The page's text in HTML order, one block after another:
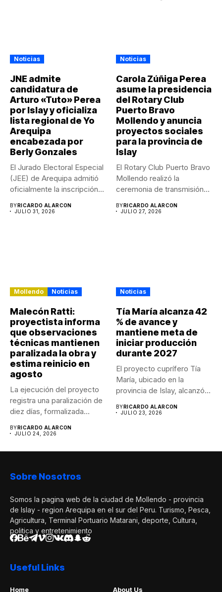
Noticias
JNE admite
candidatura de
Arturo «Tuto» Perea
por Islay y oficializa
lista regional de Yo
Arequipa
encabezada por
Berly Gonzales
El Jurado Electoral Especial
(JEE) de Arequipa admitió
oficialmente la inscripción
BYRICARDO ALARCON
JULIO 31, 2026
Noticias
Carola Zúñiga Perea
asume la presidencia
del Rotary Club
Puerto Bravo
Mollendo y anuncia
proyectos sociales
para la provincia de
Islay
El Rotary Club Puerto Bravo
Mollendo realizó la
ceremonia de transmisión
BYRICARDO ALARCON
JULIO 27, 2026
Mollendo Noticias
Malecón Ratti:
proyectista informa
que observaciones
técnicas mantienen
paralizada la obra y
estima reinicio en
agosto
La ejecución del proyecto
registra una paralización de
diez días, formalizada
BY RICARDO ALARCON
JULIO 24, 2026
Noticias
Tía María alcanza 42
% de avance y
mantiene meta de
iniciar producción
durante 2027
El proyecto cuprífero Tía
María, ubicado en la
provincia de Islay, alcanzó...
BY RICARDO ALARCON
JULIO 23, 2026
Sobre Nosotros
Somos la pagina web de la ciudad de Mollendo - provincia
de Islay - region Arequipa en el sur del Peru. Turismo, Pesca,
Agricultura, Terminal Portuario Matarani, deporte, Cultura,
politica y entretenimiento
Useful Links
Home About Us